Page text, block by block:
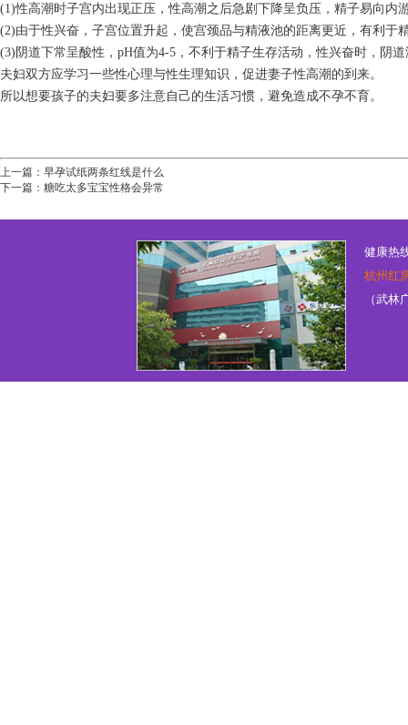
(1)性高潮时子宫内出现正压，性高潮之后急剧下降呈负压，精子易向内
(2)由于性兴奋，子宫位置升起，使宫颈品与精液池的距离更近，有利于
(3)阴道下常呈酸性，pH值为4-5，不利于精子生存活动，性兴奋时，阴
夫妇双方应学习一些性心理与性生理知识，促进妻子性高潮的到来。
所以想要孩子的夫妇要多注意自己的生活习惯，避免造成不孕不育。
上一篇： 早孕试纸两条红线是什么
下一篇： 糖吃太多宝宝性格会异常
健康热
杭州红
（武